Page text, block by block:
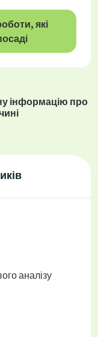
які
інформацію про
аналізу